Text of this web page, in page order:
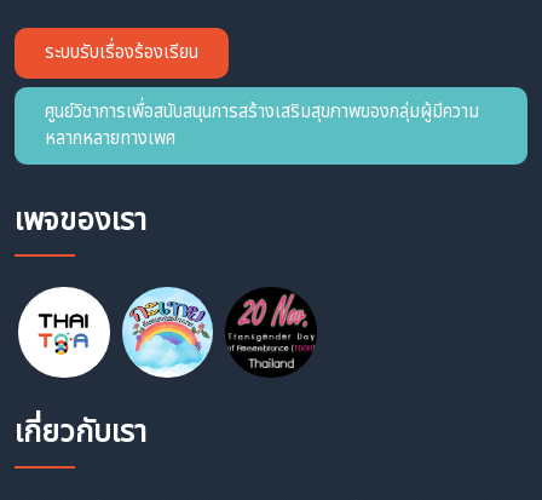
ระบบรับเรื่องร้องเรียน
ศูนย์วิชาการเพื่อสนับสนุนการสร้างเสริมสุขภาพของกลุ่มผู้มีความ
หลากหลายทางเพศ
เพจของเรา
เกี่ยวกับเรา